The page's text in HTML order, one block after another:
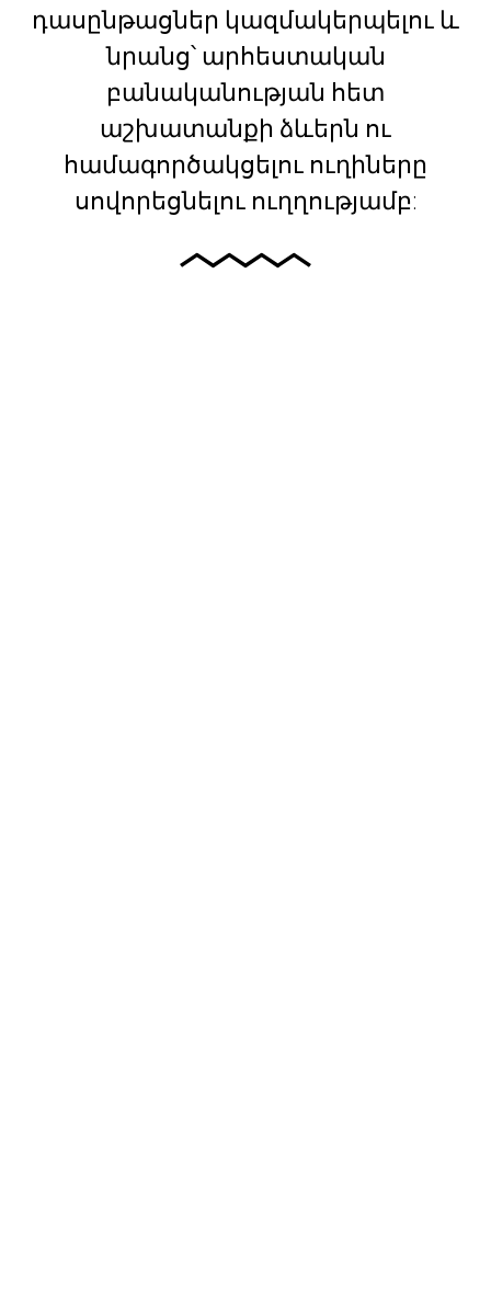
դասընթացներ կազմակերպելու և
նրանց՝ արհեստական
բանականության հետ
աշխատանքի ձևերն ու
համագործակցելու ուղիները
սովորեցնելու ուղղությամբ: